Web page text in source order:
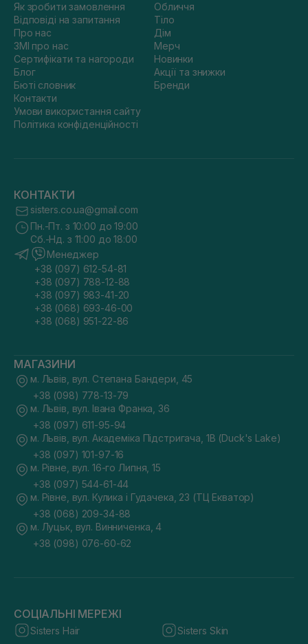
Як зробити замовлення
Відповіді на запитання
Про нас
ЗМІ про нас
Сертифікати та нагороди
Блог
Бюті словник
Контакти
Умови використання сайту
Політика конфіденційності
Обличчя
Тіло
Дім
Мерч
Новинки
Акції та знижки
Бренди
КОНТАКТИ
sisters.co.ua@gmail.com
Пн.-Пт. з 10:00 до 19:00
Сб.-Нд. з 11:00 до 18:00
Менеджер
+38 (097) 612-54-81
+38 (097) 788-12-88
+38 (097) 983-41-20
+38 (068) 693-46-00
+38 (068) 951-22-86
МАГАЗИНИ
м. Львів, вул. Степана Бандери, 45
+38 (098) 778-13-79
м. Львів, вул. Івана Франка, 36
+38 (097) 611-95-94
м. Львів, вул. Академіка Підстригача, 1В (Duck's Lake)
+38 (097) 101-97-16
м. Рівне, вул. 16-го Липня, 15
+38 (097) 544-61-44
м. Рівне, вул. Кулика і Гудачека, 23 (ТЦ Екватор)
+38 (068) 209-34-88
м. Луцьк, вул. Винниченка, 4
+38 (098) 076-60-62
СОЦІАЛЬНІ МЕРЕЖІ
Sisters Hair Sisters Skin